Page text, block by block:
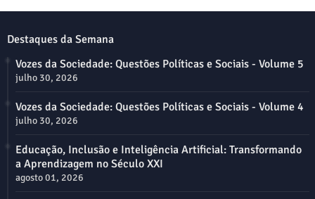
Destaques da Semana
Vozes da Sociedade: Questões Políticas e Sociais - Volume 5
julho 30, 2026
Vozes da Sociedade: Questões Políticas e Sociais - Volume 4
julho 30, 2026
Educação, Inclusão e Inteligência Artificial: Transformando
a Aprendizagem no Século XXI
agosto 01, 2026